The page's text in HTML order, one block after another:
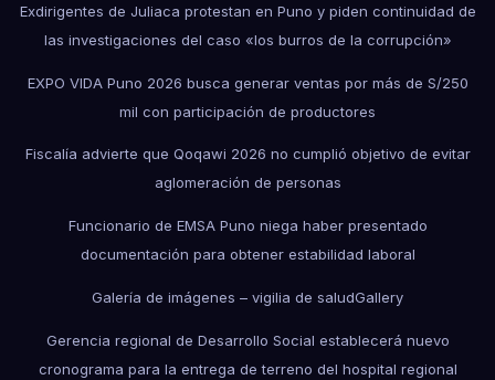
Exdirigentes de Juliaca protestan en Puno y piden continuidad de
las investigaciones del caso «los burros de la corrupción»
EXPO VIDA Puno 2026 busca generar ventas por más de S/250
mil con participación de productores
Fiscalía advierte que Qoqawi 2026 no cumplió objetivo de evitar
aglomeración de personas
Funcionario de EMSA Puno niega haber presentado
documentación para obtener estabilidad laboral
Galería de imágenes – vigilia de saludGallery
Gerencia regional de Desarrollo Social establecerá nuevo
cronograma para la entrega de terreno del hospital regional